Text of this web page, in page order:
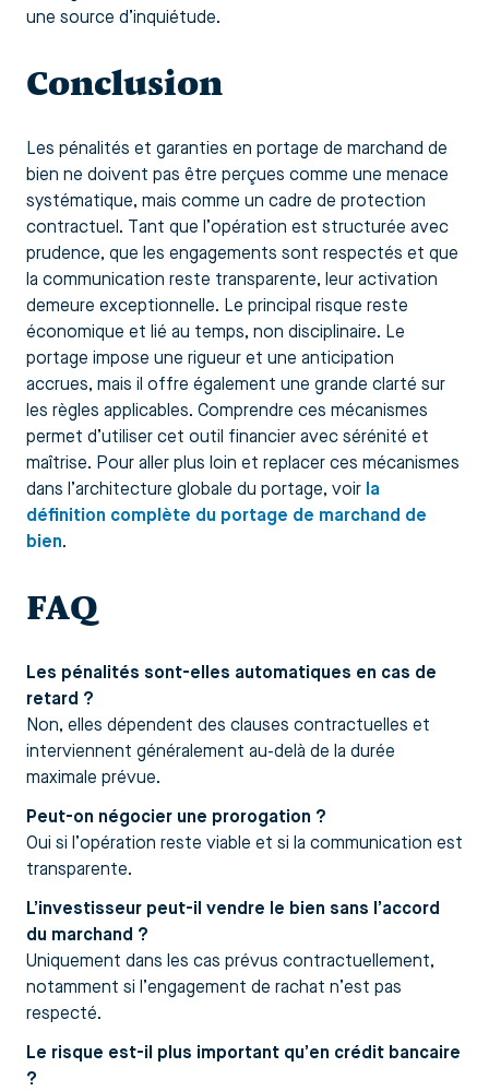
une source d’inquiétude.
Conclusion
Les pénalités et garanties en portage de marchand de
bien ne doivent pas être perçues comme une menace
systématique, mais comme un cadre de protection
contractuel. Tant que l’opération est structurée avec
prudence, que les engagements sont respectés et que
la communication reste transparente, leur activation
demeure exceptionnelle. Le principal risque reste
économique et lié au temps, non disciplinaire. Le
portage impose une rigueur et une anticipation
accrues, mais il offre également une grande clarté sur
les règles applicables. Comprendre ces mécanismes
permet d’utiliser cet outil financier avec sérénité et
maîtrise. Pour aller plus loin et replacer ces mécanismes
dans l’architecture globale du portage, voir la
définition complète du portage de marchand de
bien.
FAQ
Les pénalités sont-elles automatiques en cas de
retard ?
Non, elles dépendent des clauses contractuelles et
interviennent généralement au-delà de la durée
maximale prévue.
Peut-on négocier une prorogation ?
Oui si l’opération reste viable et si la communication est
transparente.
L’investisseur peut-il vendre le bien sans l’accord
du marchand ?
Uniquement dans les cas prévus contractuellement,
notamment si l’engagement de rachat n’est pas
respecté.
Le risque est-il plus important qu’en crédit bancaire
?